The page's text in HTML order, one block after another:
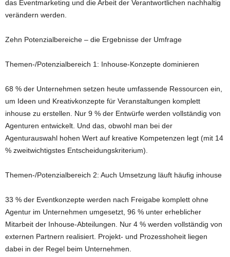
das Eventmarketing und die Arbeit der Verantwortlichen nachhaltig
verändern werden.
Zehn Potenzialbereiche – die Ergebnisse der Umfrage
Themen-/Potenzialbereich 1: Inhouse-Konzepte dominieren
68 % der Unternehmen setzen heute umfassende Ressourcen ein,
um Ideen und Kreativkonzepte für Veranstaltungen komplett
inhouse zu erstellen. Nur 9 % der Entwürfe werden vollständig von
Agenturen entwickelt. Und das, obwohl man bei der
Agenturauswahl hohen Wert auf kreative Kompetenzen legt (mit 14
% zweitwichtigstes Entscheidungskriterium).
Themen-/Potenzialbereich 2: Auch Umsetzung läuft häufig inhouse
33 % der Eventkonzepte werden nach Freigabe komplett ohne
Agentur im Unternehmen umgesetzt, 96 % unter erheblicher
Mitarbeit der Inhouse-Abteilungen. Nur 4 % werden vollständig von
externen Partnern realisiert. Projekt- und Prozesshoheit liegen
dabei in der Regel beim Unternehmen.